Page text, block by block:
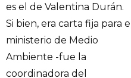
es el de Valentina Durán.
Si bien, era carta fija para el
ministerio de Medio
Ambiente -fue la
coordinadora del